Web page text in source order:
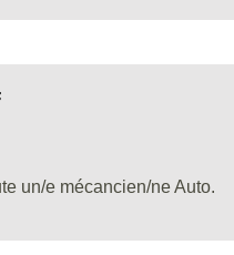
un/e mécancien/ne Auto.